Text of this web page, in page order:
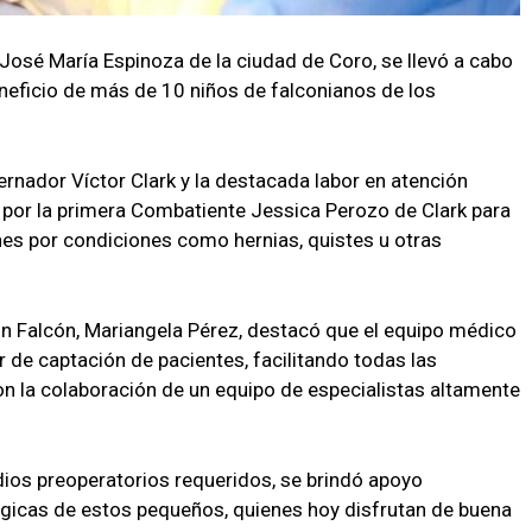
María Espinoza de la ciudad de Coro, se llevó a cabo
de más de 10 niños de falconianos de los
Víctor Clark y la destacada labor en atención
la primera Combatiente Jessica Perozo de Clark para
por condiciones como hernias, quistes u otras
Falcón, Mariangela Pérez, destacó que el equipo médico
captación de pacientes, facilitando todas las
la colaboración de un equipo de especialistas altamente
preoperatorios requeridos, se brindó apoyo
de estos pequeños, quienes hoy disfrutan de buena